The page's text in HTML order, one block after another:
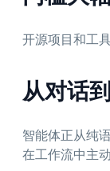
开源项目和工
从对话
智能体正从纯
在工作流中主